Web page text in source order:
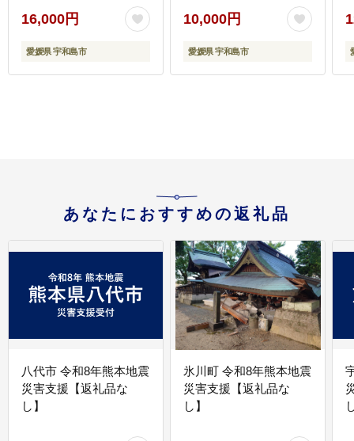
16,000円
愛媛県 宇和島市
たい タイ カンパチ シマ
アジ 縞鯵ヒラメ ヒラマ
サ D010-150005
10,000円
愛媛県 宇和島市
あなたにおすすめの返礼品
八代市 令和8年熊本地震
災害支援【返礼品な
し】
氷川町 令和8年熊本地震
災害支援【返礼品な
し】